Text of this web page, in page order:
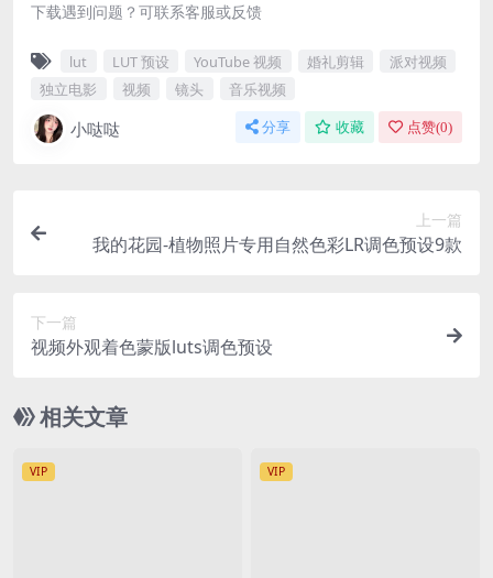
下载遇到问题？可联系客服或反馈
lut LUT 预设 YouTube 视频 婚礼剪辑
派对视频
独立电影
视频 镜头 音乐视频
小哒哒 分享 收藏 点赞(0)
上一篇
我的花园-植物照片专用自然色彩LR调色预设9款
下一篇
视频外观着色蒙版luts调色预设
相关文章
VIP VIP